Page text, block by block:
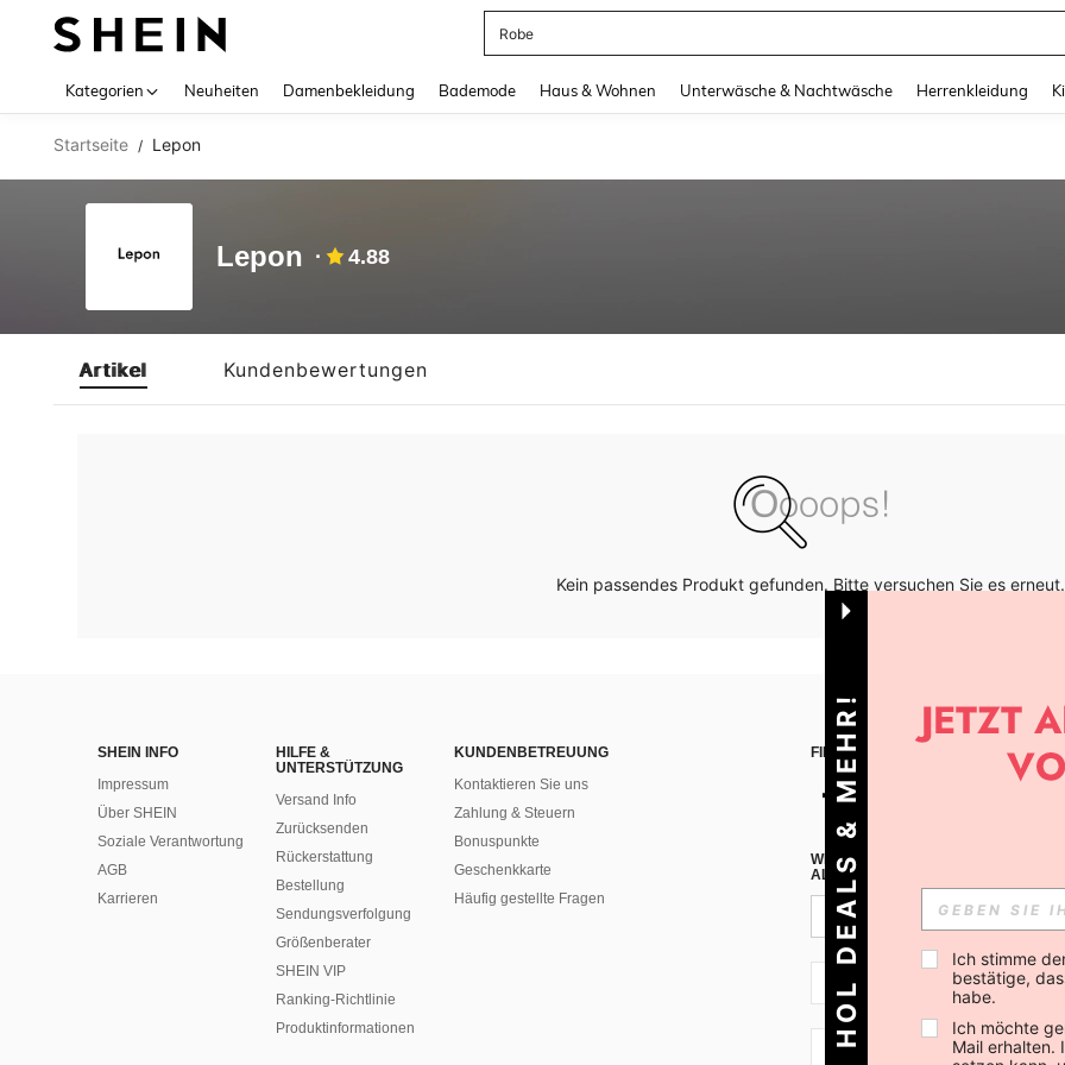
Robe
Kategorien Neuheiten Damenbekleidung Bademode Haus & Wohnen Unterwäsche & Nachtwäsche Herrenkleidung
Startseite / Lepon
Lepon 4.88
Artikel Kundenbewertungen
Kein passendes Produkt gefunden. Bitte versuchen Sie es erneut.
SHEIN INFO
Impressum
Über SHEIN
Soziale Verantwortung
AGB
Karrieren
HILFE &
UNTERSTÜTZUNG
Versand Info
Zurücksenden
Rückerstattung
Bestellung
Sendungsverfolgung
Größenberater
SHEIN VIP
Ranking-Richtlinie
​Produktinformationen
KUNDENBETREUUNG
Kontaktieren Sie uns
Zahlung & Steuern
Bonuspunkte
Geschenkkarte
Häufig gestellte Fragen
FINDEN SIE UNS AUF
WENN DU DICH FÜR UNSEREN
ALLEN ANDEREN ERFAHREN (DU
CH + 41
CH + 41
HOL DEALS & MEHR! Ich stimme
bestätige,
habe.
Ich möchte
Mail erhalten.